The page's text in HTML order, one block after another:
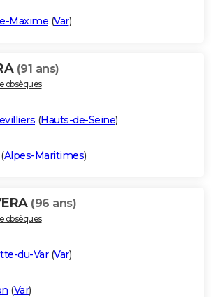
Maxime (Var)
(91 ans)
obsèques
(Hauts-de-Seine)
(Alpes-Maritimes)
(96 ans)
obsèques
du-Var(Var)
(Var)